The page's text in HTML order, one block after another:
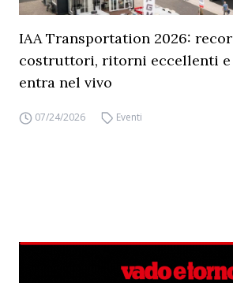
IAA Transportation 2026:
costruttori, ritorni eccellenti e
entra nel vivo
07/24/2026 Eventi